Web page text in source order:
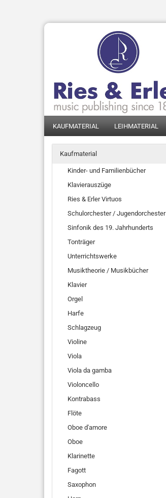
KAUFMATERIAL LEIHMATERIAL
Kaufmaterial
Kinder- und Familienbücher
Klavierauszüge
Ries & Erler Virtuos
Schulorchester / Jugendorchester
Sinfonik des 19. Jahrhunderts
Tonträger
Unterrichtswerke
Musiktheorie / Musikbücher
Klavier
Orgel
Harfe
Schlagzeug
Violine
Viola
Viola da gamba
Violoncello
Kontrabass
Flöte
Oboe d'amore
Oboe
Klarinette
Fagott
Saxophon